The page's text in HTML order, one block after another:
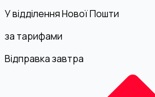
У відділення Нової Пошти
за тарифами
Відправка завтра